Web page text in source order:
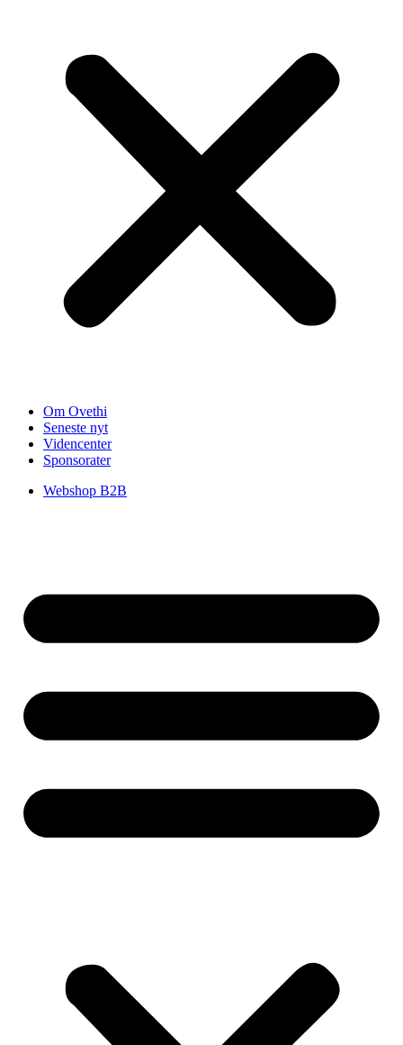
Om Ovethi
Seneste nyt
Videncenter
Sponsorater
Webshop B2B